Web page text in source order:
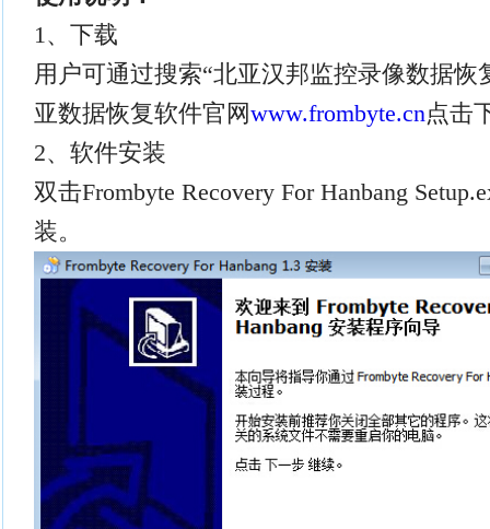
1、下载
用户可通过搜索“北亚汉邦监控录像数据恢
亚数据恢复软件官网www.frombyte.cn点击
2、软件安装
双击Frombyte Recovery For Hanbang
装。